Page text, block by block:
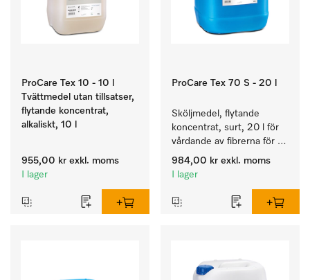
ProCare Tex 10 - 10 l
Tvättmedel utan tillsatser,
flytande koncentrat,
alkaliskt, 10 l
955,00 kr exkl. moms
I lager
ProCare Tex 70 S - 20 l
Sköljmedel, flytande
koncentrat, surt, 20 l för
vårdande av fibrerna för
en långvarig smidighet
hos textilierna.
984,00 kr exkl. moms
I lager